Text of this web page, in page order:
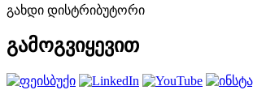
გახდი დისტრიბუტორი
გამოგვიყევით